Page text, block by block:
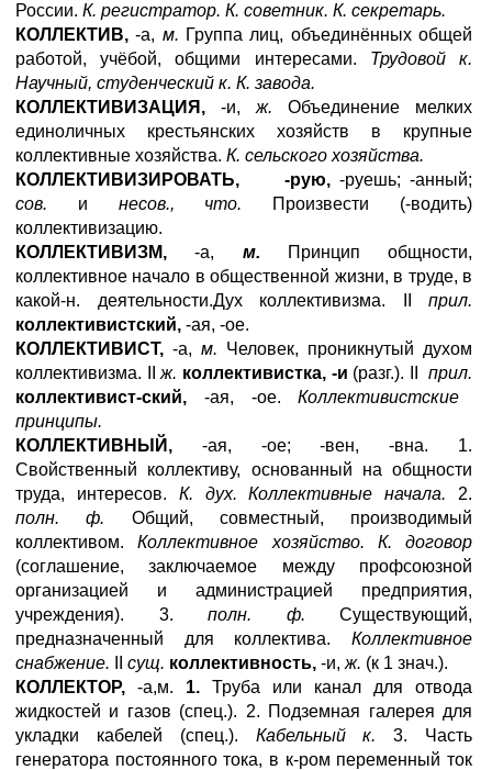
России. К. регистратор. К. советник. К. секретарь.
КОЛЛЕКТИВ, -а, м. Группа лиц, объединённых общей
работой, учёбой, общими интересами. Трудовой к.
Научный, студенческий к. К. завода.
КОЛЛЕКТИВИЗАЦИЯ, -и, ж. Объединение мелких
единоличных крестьянских хозяйств в крупные
коллективные хозяйства. К. сельского хозяйства.
КОЛЛЕКТИВИЗИРОВАТЬ, -рую,-руешь; -анный;
сов. и несов., что. Произвести (-водить)
коллективизацию.
КОЛЛЕКТИВИЗМ, -а, м. Принцип общности,
коллективное начало в общественной жизни, в труде, в
какой-н. деятельности.Дух коллективизма. II прил.
коллективистский, -ая, -ое.
КОЛЛЕКТИВИСТ, -а, м. Человек, проникнутый духом
коллективизма. IIж. коллективистка, -и (разг.). II прил.
коллективист-ский, -ая, -ое.Коллективистские
принципы.
КОЛЛЕКТИВНЫЙ, -ая, -ое; -вен, -вна. 1.
Свойственный коллективу, основанный на общности
труда, интересов. К. дух. Коллективные начала. 2.
полн. ф. Общий, совместный, производимый
коллективом.Коллективное хозяйство. К. договор
(соглашение, заключаемое между профсоюзной
организацией и администрацией предприятия,
учреждения). 3. полн. ф. Существующий,
предназначенный для коллектива. Коллективное
снабжение.
сущ. коллективность, -и, ж. (к 1 знач.).
КОЛЛЕКТОР, -а,м. 1. Труба или канал для отвода
жидкостей и газов (спец.). 2. Подземная галерея для
укладки кабелей (спец.). Кабельный к. 3. Часть
генератора постоянного тока, в к-ром переменный ток